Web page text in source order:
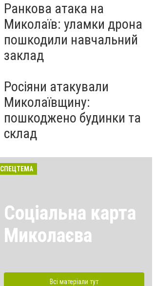
Ранкова атака на
Миколаїв: уламки дрона
пошкодили навчальний
заклад
Росіяни атакували
Миколаївщину:
пошкоджено будинки та
склад
СПЕЦТЕМА
Соціальна карта
Миколаєва
Всі матеріали тут